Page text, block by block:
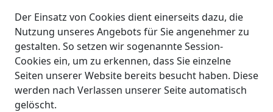
Der Einsatz von Cookies dient einerseits dazu, die
Nutzung unseres Angebots für Sie angenehmer zu
gestalten. So setzen wir sogenannte Session-
Cookies ein, um zu erkennen, dass Sie einzelne
Seiten unserer Website bereits besucht haben. Diese
werden nach Verlassen unserer Seite automatisch
gelöscht.